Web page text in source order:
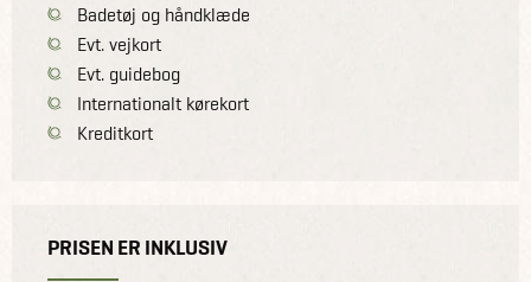
Badetøj og håndklæde
Evt. vejkort
Evt. guidebog
Internationalt kørekort
Kreditkort
PRISEN ER INKLUSIV